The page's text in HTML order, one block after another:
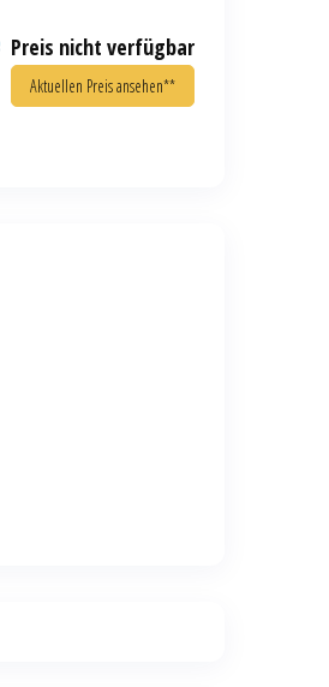
Preis nicht verfügbar
Aktuellen Preis ansehen**